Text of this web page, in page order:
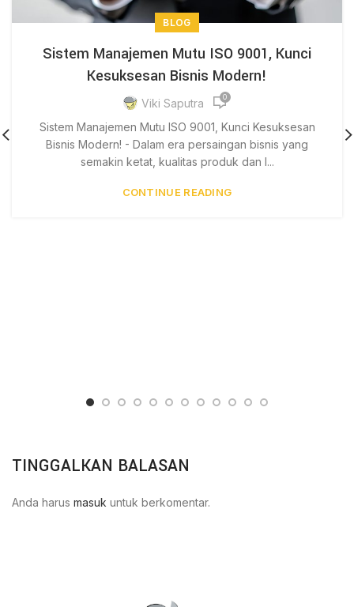
BLOG
Sistem Manajemen Mutu ISO 9001, Kunci
Kesuksesan Bisnis Modern!
Viki Saputra 0
Sistem Manajemen Mutu ISO 9001, Kunci Kesuksesan
Bisnis Modern! - Dalam era persaingan bisnis yang
semakin ketat, kualitas produk dan l...
CONTINUE READING
TINGGALKAN BALASAN
Anda harus masuk untuk berkomentar.